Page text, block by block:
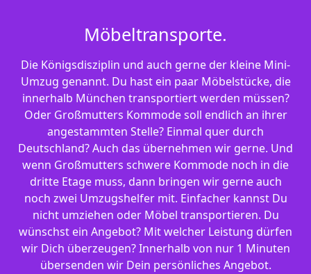
Möbeltransporte.
Die Königsdisziplin und auch gerne der kleine Mini-
Umzug genannt. Du hast ein paar Möbelstücke, die
innerhalb München transportiert werden müssen?
Oder Großmutters Kommode soll endlich an ihrer
angestammten Stelle? Einmal quer durch
Deutschland? Auch das übernehmen wir gerne. Und
wenn Großmutters schwere Kommode noch in die
dritte Etage muss, dann bringen wir gerne auch
noch zwei Umzugshelfer mit. Einfacher kannst Du
nicht umziehen oder Möbel transportieren. Du
wünschst ein Angebot? Mit welcher Leistung dürfen
wir Dich überzeugen? Innerhalb von nur 1 Minuten
übersenden wir Dein persönliches Angebot.